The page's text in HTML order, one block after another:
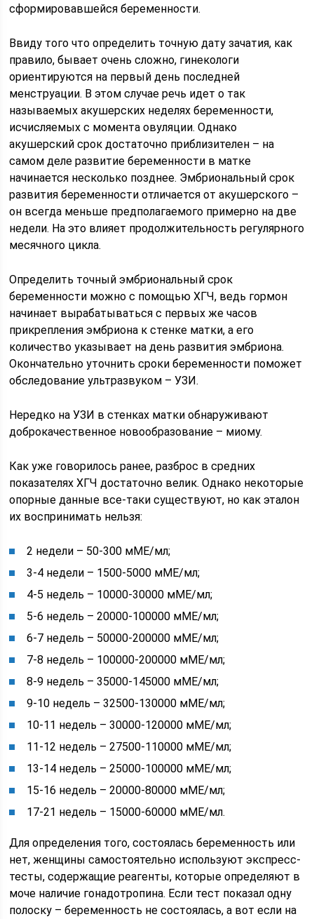
сформировавшейся беременности.
Ввиду того что определить точную дату зачатия, как
правило, бывает очень сложно, гинекологи
ориентируются на первый день последней
менструации. В этом случае речь идет о так
называемых акушерских неделях беременности,
исчисляемых с момента овуляции. Однако
акушерский срок достаточно приблизителен – на
самом деле развитие беременности в матке
начинается несколько позднее. Эмбриональный срок
развития беременности отличается от акушерского –
он всегда меньше предполагаемого примерно на две
недели. На это влияет продолжительность регулярного
месячного цикла.
Определить точный эмбриональный срок
беременности можно с помощью ХГЧ, ведь гормон
начинает вырабатываться с первых же часов
прикрепления эмбриона к стенке матки, а его
количество указывает на день развития эмбриона.
Окончательно уточнить сроки беременности поможет
обследование ультразвуком – УЗИ.
Нередко на УЗИ в стенках матки обнаруживают
доброкачественное новообразование – миому.
Как уже говорилось ранее, разброс в средних
показателях ХГЧ достаточно велик. Однако некоторые
опорные данные все-таки существуют, но как эталон
их воспринимать нельзя:
2 недели – 50-300 мМЕ/мл;
3-4 недели – 1500-5000 мМЕ/мл;
4-5 недель – 10000-30000 мМЕ/мл;
5-6 недель – 20000-100000 мМЕ/мл;
6-7 недель – 50000-200000 мМЕ/мл;
7-8 недель – 100000-200000 мМЕ/мл;
8-9 недель – 35000-145000 мМЕ/мл;
9-10 недель – 32500-130000 мМЕ/мл;
10-11 недель – 30000-120000 мМЕ/мл;
11-12 недель – 27500-110000 мМЕ/мл;
13-14 недель – 25000-100000 мМЕ/мл;
15-16 недель – 20000-80000 мМЕ/мл;
17-21 недель – 15000-60000 мМЕ/мл.
Для определения того, состоялась беременность или
нет, женщины самостоятельно используют экспресс-
тесты, содержащие реагенты, которые определяют в
моче наличие гонадотропина. Если тест показал одну
полоску – беременность не состоялась, а вот если на